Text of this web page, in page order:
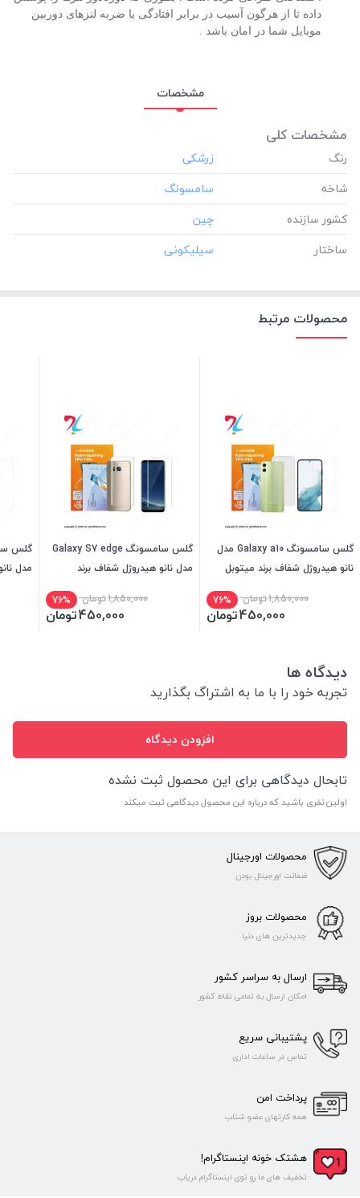
داده تا از هرگون آسیب در برابر افتادگی یا ضربه لنزهای دوربین
موبایل شما در امان باشد .
مشخصات
مشخصات کلی
رنگ
شاخه
کشور سازنده
ساختار
محصولات مرتبط
گلس سامسونگ Galaxy a10 مدل
نانو هیدروژل شفاف برند میتوبل
1,850,000تومان 76%
450,000تومان
گلس سامسونگ Galaxy S7 edge
مدل نانو هیدروژل شفاف برند
1,850,000تومان 76%
450,000تومان
مدل
دیدگاه ها
تجربه خود را با ما به اشتراگ بگذارید
افزودن دیدگاه
تابحال دیدگاهی برای این محصول ثبت نشده
اولین نفری باشید که درباره این محصول دیدگاهی ثبت میکند
محصولات اورجینال
ضمانت اورجینال بودن
محصولات بروز
جدیدترین های دنیا
ارسال به سراسر کشور
امکان ارسال به تمامی نقاط کشور
پشتیبانی سریع
تماس در ساعات اداری
پرداخت امن
همه کارتهای عضو شتاب
هشتک خونه اینستاگرام!
تخفیف های ما رو توی اینستاگرام دریاب